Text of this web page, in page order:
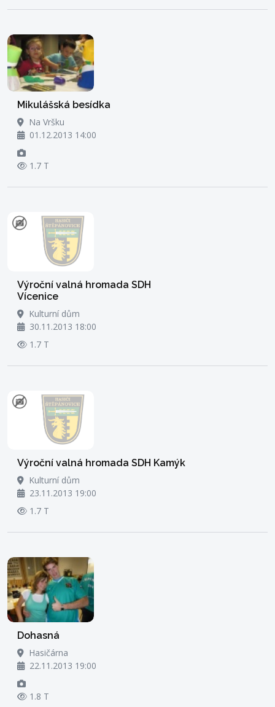
Mikulášská besídka
Na Vršku
01.12.2013 14:00
1.7 T
Výroční valná hromada SDH
Vícenice
Kulturní dům
30.11.2013 18:00
1.7 T
Výroční valná hromada SDH Kamýk
Kulturní dům
23.11.2013 19:00
1.7 T
Dohasná
Hasičárna
22.11.2013 19:00
1.8 T